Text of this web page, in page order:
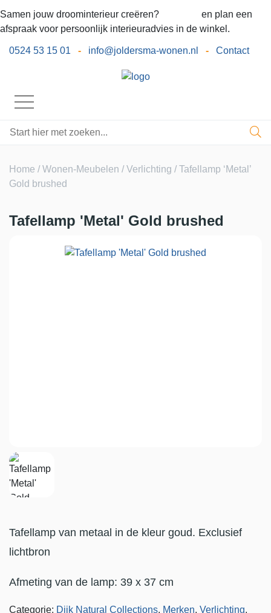
Samen jouw droominterieur creëren?
en plan een
afspraak voor persoonlijk interieuradvies in de winkel.
0524 53 15 01 - info@joldersma-wonen.nl - Contact
Home /Wonen-Meubelen /Verlichting / Tafellamp ‘Metal’
Gold brushed
Tafellamp 'Metal' Gold brushed
Tafellamp van metaal in de kleur goud. Exclusief
lichtbron
Afmeting van de lamp: 39 x 37 cm
Categorie: Dijk Natural Collections, Merken, Verlichting,